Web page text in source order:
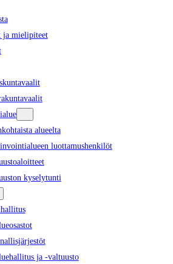
ja mielipiteet
alueelta
luottamushenkilöt
kyselytunti
ja -valtuusto